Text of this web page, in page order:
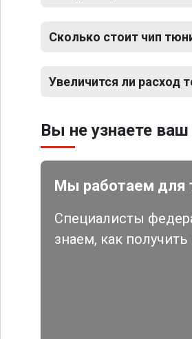
Сколько стоит чип
Увеличится ли расход
Вы не узнаете
Мы работаем для
Специалисты
знаем, как